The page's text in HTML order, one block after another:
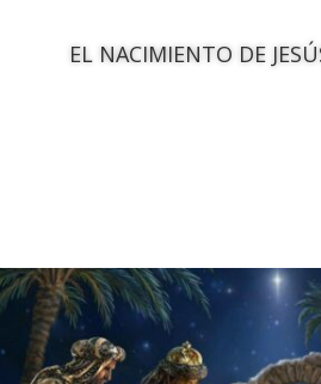
EL NACIMIENTO DE